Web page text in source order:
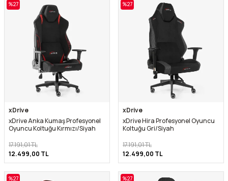
%27
xDrive
xDrive Anka Kumaş Profesyonel
Oyuncu Koltuğu Kırmızı/Siyah
17.191,01TL
12.499,00 TL
%27
xDrive
xDrive Hira Profesyonel Oyuncu
Koltuğu Gri/Siyah
17.191,01TL
12.499,00 TL
%27 %27